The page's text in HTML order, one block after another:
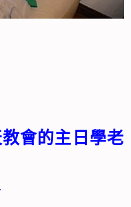
會的主日學老